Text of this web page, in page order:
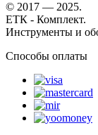
© 2017 — 2025.
ЕТК - Комплект.
Инструменты и
Способы оплаты